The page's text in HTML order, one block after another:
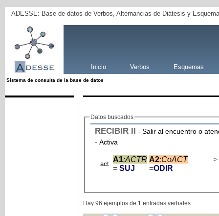
ADESSE: Base de datos de Verbos, Alternancias de Diátesis y
Inicio Verbos Esquemas
Sistema de consulta de la base de datos
Datos buscados
RECIBIR II - Salir al encuentro o
- Activa
act
A1:ACTR
= SUJ
A2:CoACT
=ODIR
>
Hay 96 ejemplos de 1 entradas verbales